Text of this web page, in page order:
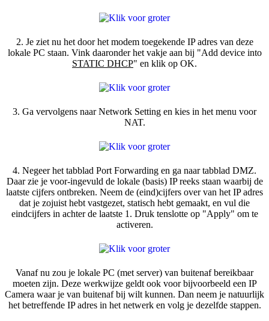
2. Je ziet nu het door het modem toegekende IP adres van deze
lokale PC staan. Vink daaronder het vakje aan bij "Add device into
STATIC DHCP" en klik op OK.
3. Ga vervolgens naar Network Setting en kies in het menu voor
NAT.
4. Negeer het tabblad Port Forwarding en ga naar tabblad DMZ.
Daar zie je voor-ingevuld de lokale (basis) IP reeks staan waarbij de
laatste cijfers ontbreken. Neem de (eind)cijfers over van het IP adres
dat je zojuist hebt vastgezet, statisch hebt gemaakt, en vul die
eindcijfers in achter de laatste 1. Druk tenslotte op "Apply" om te
activeren.
Vanaf nu zou je lokale PC (met server) van buitenaf bereikbaar
moeten zijn. Deze werkwijze geldt ook voor bijvoorbeeld een IP
Camera waar je van buitenaf bij wilt kunnen. Dan neem je natuurlijk
het betreffende IP adres in het netwerk en volg je dezelfde stappen.